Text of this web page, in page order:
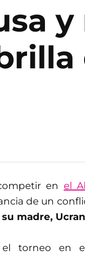
y
en el
de un
madre,
el torneo en